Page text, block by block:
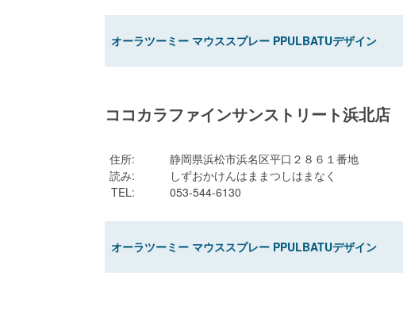
オーラツーミー マウススプレー PPULBATUデザイン
ココカラファインサンストリート浜北店
住所:
静岡県浜松市浜名区平口２８６１番地
読み:
しずおかけんはままつしはまなく
TEL: 053-544-6130
オーラツーミー マウススプレー PPULBATUデザイン